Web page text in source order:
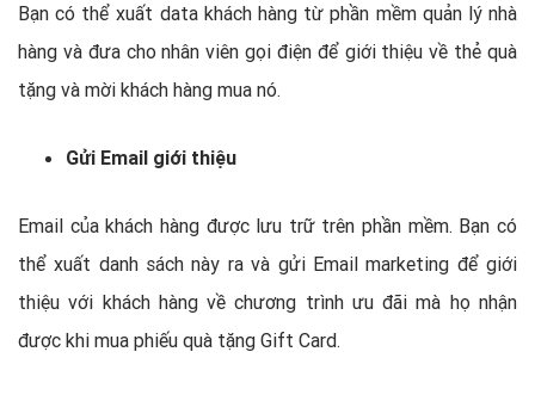
Bạn có thể xuất data khách hàng từ phần mềm quản lý nhà
hàng và đưa cho nhân viên gọi điện để giới thiệu về thẻ quà
tặng và mời khách hàng mua nó.
Gửi Email giới thiệu
Email của khách hàng được lưu trữ trên phần mềm. Bạn có
thể xuất danh sách này ra và gửi Email marketing để giới
thiệu với khách hàng về chương trình ưu đãi mà họ nhận
được khi mua phiếu quà tặng Gift Card.